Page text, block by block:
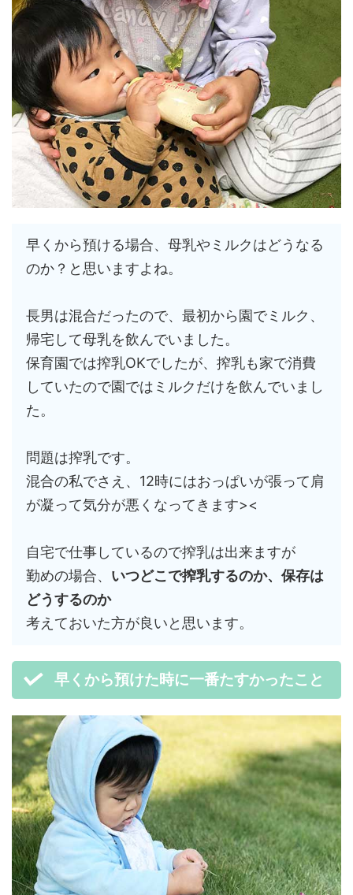
早くから預ける場合、母乳やミルクはどうなる
のか？と思いますよね。
長男は混合だったので、最初から園でミルク、
帰宅して母乳を飲んでいました。
保育園では搾乳OKでしたが、搾乳も家で消費
していたので園ではミルクだけを飲んでいまし
た。
問題は搾乳です。
混合の私でさえ、12時にはおっぱいが張って肩
が凝って気分が悪くなってきます><
自宅で仕事しているので搾乳は出来ますが
勤めの場合、 いつどこで搾乳するのか、保存は
どうするのか
考えておいた方が良いと思います。
早くから預けた時に一番たすかったこと